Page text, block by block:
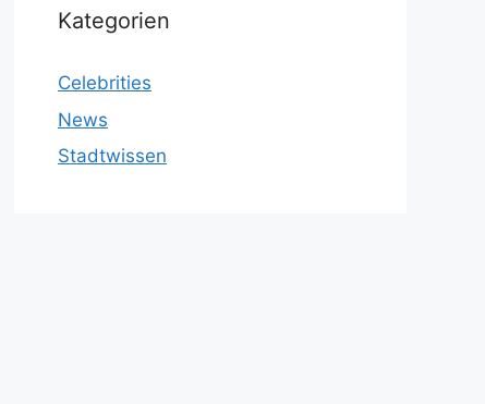
Kategorien
Celebrities
News
Stadtwissen